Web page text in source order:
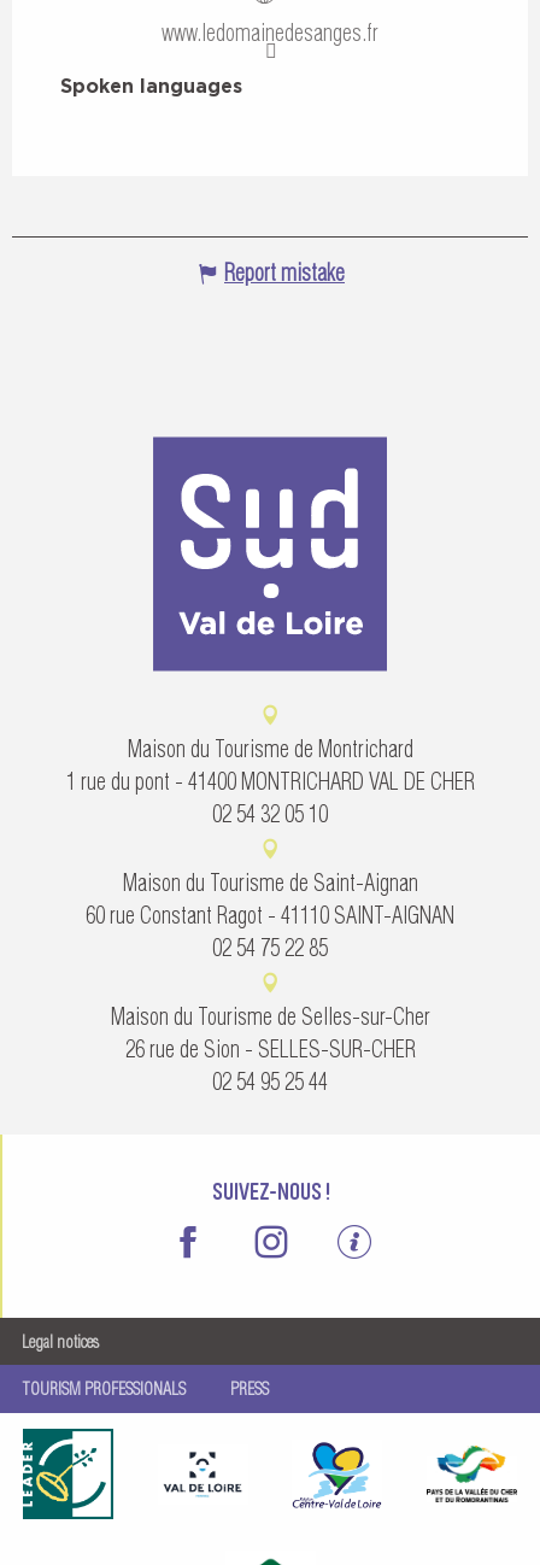
www.ledomainedesanges.fr
Spoken languages
Spoken languages
Report mistake
Maison du Tourisme de Montrichard
1 rue du pont - 41400 MONTRICHARD VAL DE CHER
02 54 32 05 10
Maison du Tourisme de Saint-Aignan
60 rue Constant Ragot - 41110 SAINT-AIGNAN
02 54 75 22 85
Maison du Tourisme de Selles-sur-Cher
26 rue de Sion - SELLES-SUR-CHER
02 54 95 25 44
SUIVEZ-NOUS !
Legal notices
TOURISM PROFESSIONALS PRESS